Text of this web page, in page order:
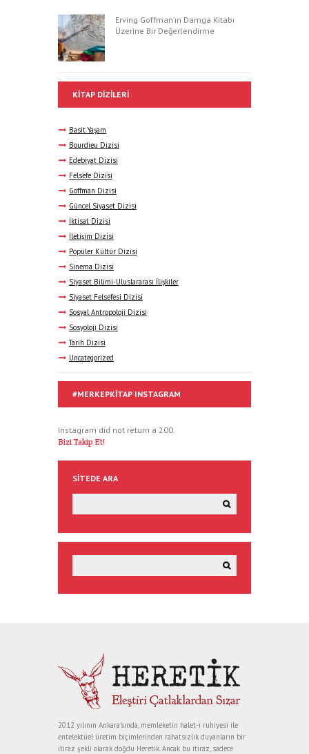
Erving Goffman’ın Damga Kitabı
Üzerine Bir Değerlendirme
KITAP DIZILERI
Basit Yaşam
Bourdieu Dizisi
Edebiyat Dizisi
Felsefe Dizisi
Goffman Dizisi
Güncel Siyaset Dizisi
İktisat Dizisi
İletişim Dizisi
Popüler Kültür Dizisi
Sinema Dizisi
Siyaset Bilimi-Uluslararası İlişkiler
Siyaset Felsefesi Dizisi
Sosyal Antropoloji Dizisi
Sosyoloji Dizisi
Tarih Dizisi
Uncategorized
#MERKEPKITAP INSTAGRAM
Instagram did not return a 200.
Bizi Takip Et!
SITEDE ARA
2012 yılının Ankara’sında, memleketin halet-i ruhiyesi ile
entelektüel üretim biçimlerinden rahatsızlık duyanların bir
itiraz şekli olarak doğdu Heretik. Ancak bu itiraz, sadece